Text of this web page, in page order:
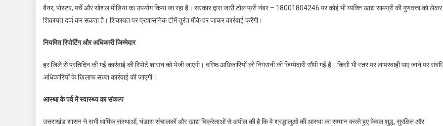
बैनर, पोस्टर, पर्चे और सोशल मीडिया का उपयोग किया जा रहा है। सरकार द्वारा जारी टोल फ्री नंबर – 18001804246 पर कोई भी व्यक्ति खाद्य सामग्री की गुणवत्ता को लेकर
शिकायत दर्ज कर सकता है। शिकायत पर प्रशासनिक टीमें तुरंत मौके पर जाकर कार्रवाई करेंगी।
नियमित रिपोर्टिंग और अधिकारी जिम्मेदार
हर जिले से प्रतिदिन की गई कार्रवाई की रिपोर्ट शासन को भेजी जाएगी। वरिष्ठ अधिकारियों को निगरानी की जिम्मेदारी सौंपी गई है। किसी भी स्तर पर लापरवाही पाए जाने पर
अधिकारियों के खिलाफ सख्त कार्रवाई की जाएगी।
आस्था के पर्व में स्वास्थ्य का संकल्प
उत्तराखंड शासन ने सभी धार्मिक संस्थाओं, भंडारा संचालकों और खाद्य विक्रेताओं से अपील की है कि वे श्रद्धालुओं की आस्था का सम्मान करते हुए केवल शुद्ध, सुरक्षित और